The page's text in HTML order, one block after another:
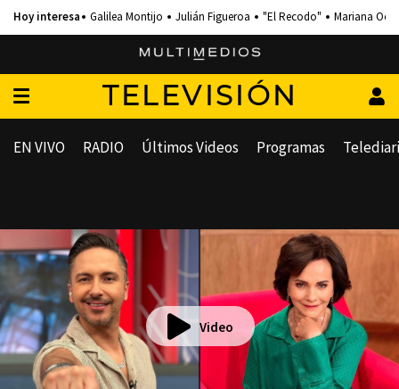
Galilea Montijo Julián Figueroa "El Recodo" Mariana
TELEVISIÓN
EN VIVO RADIO Últimos Videos Programas
Video